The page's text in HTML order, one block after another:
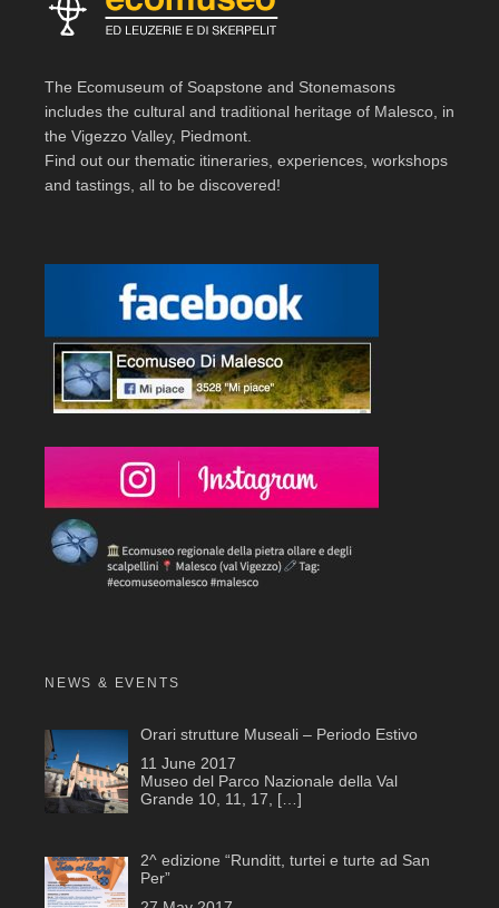
The Ecomuseum of Soapstone and Stonemasons
includes the cultural and traditional heritage of Malesco, in
the Vigezzo Valley, Piedmont.
Find out our thematic itineraries, experiences, workshops
and tastings, all to be discovered!
NEWS & EVENTS
Orari strutture Museali – Periodo Estivo
11 June 2017
Museo del Parco Nazionale della Val
Grande 10, 11, 17, […]
2^ edizione “Runditt, turtei e turte ad San
Per”